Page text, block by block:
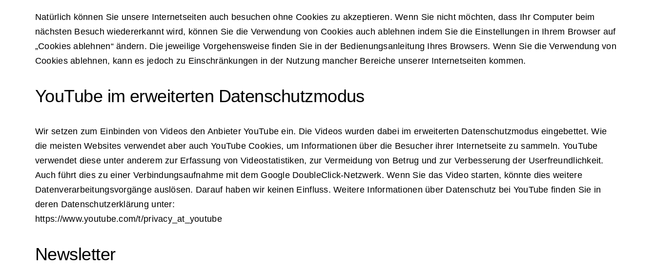
Natürlich können Sie unsere Internetseiten auch besuchen ohne Cookies zu akzeptieren. Wenn Sie nicht möchten, dass Ihr Computer beim
nächsten Besuch wiedererkannt wird, können Sie die Verwendung von Cookies auch ablehnen indem Sie die Einstellungen in Ihrem Browser auf
„Cookies ablehnen“ ändern. Die jeweilige Vorgehensweise finden Sie in der Bedienungsanleitung Ihres Browsers. Wenn Sie die Verwendung von
Cookies ablehnen, kann es jedoch zu Einschränkungen in der Nutzung mancher Bereiche unserer Internetseiten kommen.
YouTube im erweiterten Datenschutzmodus
Wir setzen zum Einbinden von Videos den Anbieter YouTube ein. Die Videos wurden dabei im erweiterten Datenschutzmodus eingebettet. Wie
die meisten Websites verwendet aber auch YouTube Cookies, um Informationen über die Besucher ihrer Internetseite zu sammeln. YouTube
verwendet diese unter anderem zur Erfassung von Videostatistiken, zur Vermeidung von Betrug und zur Verbesserung der Userfreundlichkeit.
Auch führt dies zu einer Verbindungsaufnahme mit dem Google DoubleClick-Netzwerk. Wenn Sie das Video starten, könnte dies weitere
Datenverarbeitungsvorgänge auslösen. Darauf haben wir keinen Einfluss. Weitere Informationen über Datenschutz bei YouTube finden Sie in
deren Datenschutzerklärung unter:
https://www.youtube.com/t/privacy_at_youtube
Newsletter